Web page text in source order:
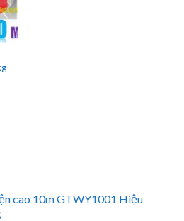
cao 10m GTWY1001 Hiệu